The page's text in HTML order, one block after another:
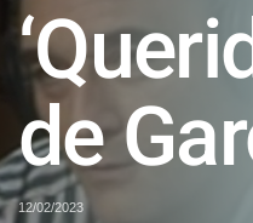
de
12/02/2023